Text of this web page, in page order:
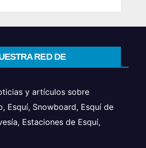
RED DE
y artículos sobre
Esquí, Snowboard, Esquí de
Estaciones de Esquí,